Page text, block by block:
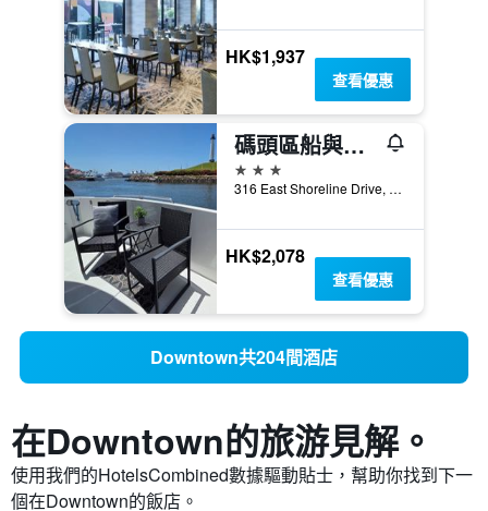
HK$1,937
查看優惠
碼頭區船與床長灘飯店
3星級
316 East Shoreline Drive, 長灘, CA, 美國
HK$2,078
查看優惠
Downtown共204間酒店
在Downtown​的旅游見解。
使用我們的HotelsCombined數據驅動貼士，幫助你找到下一
個在Downtown​的飯店。